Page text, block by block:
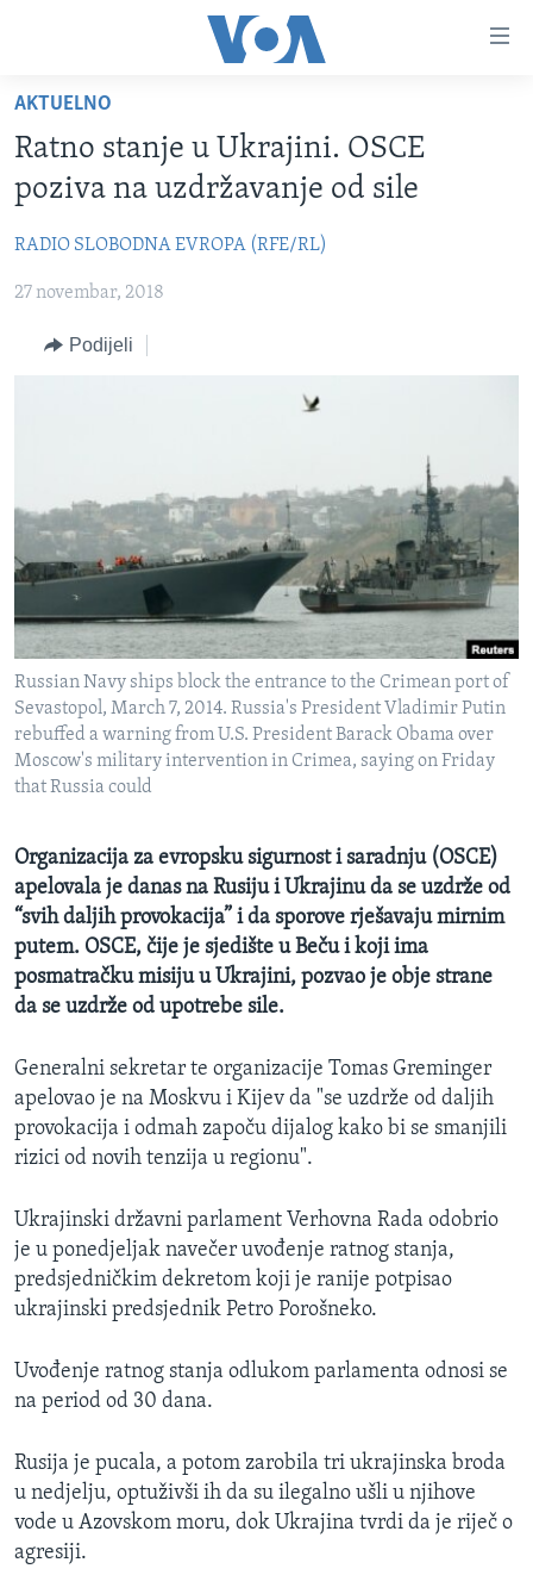
glavni
sadržaj
na
glavnu
Idi
pretragu
FOTOGRAFIJE DANA
VIJESTI
SJEDINJENE AMERIČKE DRŽAVE
BOSNA I HERCEGOVINA
NAUKA I TEHNOLOGIJA
SPECIJALNI PROJEKTI
IZBJEGLIČKA STRANA
MAGAZIN
O GLASU AMERIKE
Learning English
PRATITE NAS
AKTUELNO
Ratno stanje u Ukrajini. OSCE
poziva na uzdržavanje od sile
RADIO SLOBODNA EVROPA (RFE/RL)
27 novembar, 2018
Podijeli
Russian Navy ships block the entrance to the Crimean port of
Sevastopol, March 7, 2014. Russia's President Vladimir Putin
rebuffed a warning from U.S. President Barack Obama over
Moscow's military intervention in Crimea, saying on Friday
that Russia could
Organizacija za evropsku sigurnost i saradnju (OSCE)
apelovala je danas na Rusiju i Ukrajinu da se uzdrže od
“svih daljih provokacija” i da sporove rješavaju mirnim
putem. OSCE, čije je sjedište u Beču i koji ima
posmatračku misiju u Ukrajini, pozvao je obje strane
da se uzdrže od upotrebe sile.
Generalni sekretar te organizacije Tomas Greminger
apelovao je na Moskvu i Kijev da "se uzdrže od daljih
provokacija i odmah započu dijalog kako bi se smanjili
rizici od novih tenzija u regionu".
Ukrajinski državni parlament Verhovna Rada odobrio
je u ponedjeljak navečer uvođenje ratnog stanja,
predsjedničkim dekretom koji je ranije potpisao
ukrajinski predsjednik Petro Porošneko.
Uvođenje ratnog stanja odlukom parlamenta odnosi se
na period od 30 dana.
Rusija je pucala, a potom zarobila tri ukrajinska broda
u nedjelju, optuživši ih da su ilegalno ušli u njihove
vode u Azovskom moru, dok Ukrajina tvrdi da je riječ o
agresiji.